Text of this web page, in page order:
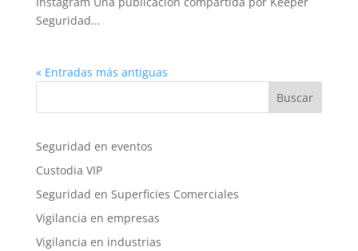
Seguridad...
« Entradas más antiguas
Buscar
Seguridad en eventos
Custodia VIP
Seguridad en Superficies Comerciales
Vigilancia en empresas
Vigilancia en industrias